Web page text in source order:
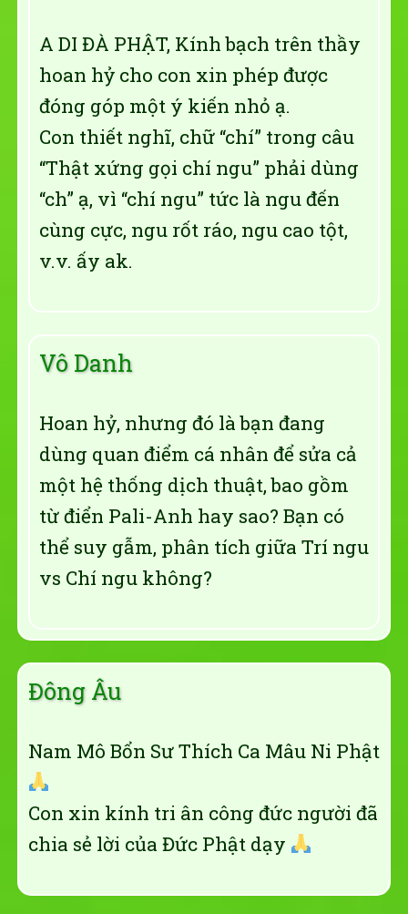
A DI ĐÀ PHẬT, Kính bạch trên thầy
hoan hỷ cho con xin phép được
đóng góp một ý kiến nhỏ ạ.
Con thiết nghĩ, chữ “chí” trong câu
“Thật xứng gọi chí ngu” phải dùng
“ch” ạ, vì “chí ngu” tức là ngu đến
cùng cực, ngu rốt ráo, ngu cao tột,
v.v. ấy ak.
Vô Danh
Hoan hỷ, nhưng đó là bạn đang
dùng quan điểm cá nhân để sửa cả
một hệ thống dịch thuật, bao gồm
từ điển Pali-Anh hay sao? Bạn có
thể suy gẫm, phân tích giữa Trí ngu
vs Chí ngu không?
Đông Âu
Nam Mô Bổn Sư Thích Ca Mâu Ni Phật
Con xin kính tri ân công đức người đã
chia sẻ lời của Đức Phật dạy